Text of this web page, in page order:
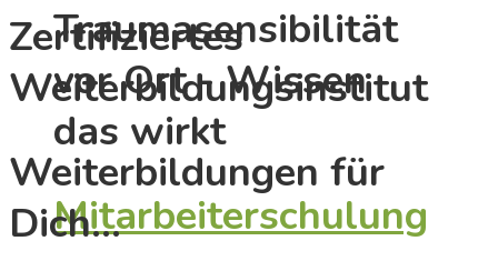
Traumasensibilität
vor Ort - Wissen
das wirkt
Mitarbeiterschulung
Zertifiziertes
Weiterbildungsinstitut
Weiterbildungen für
Dich…